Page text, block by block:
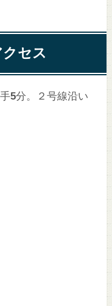
セス
5分。２号線沿い